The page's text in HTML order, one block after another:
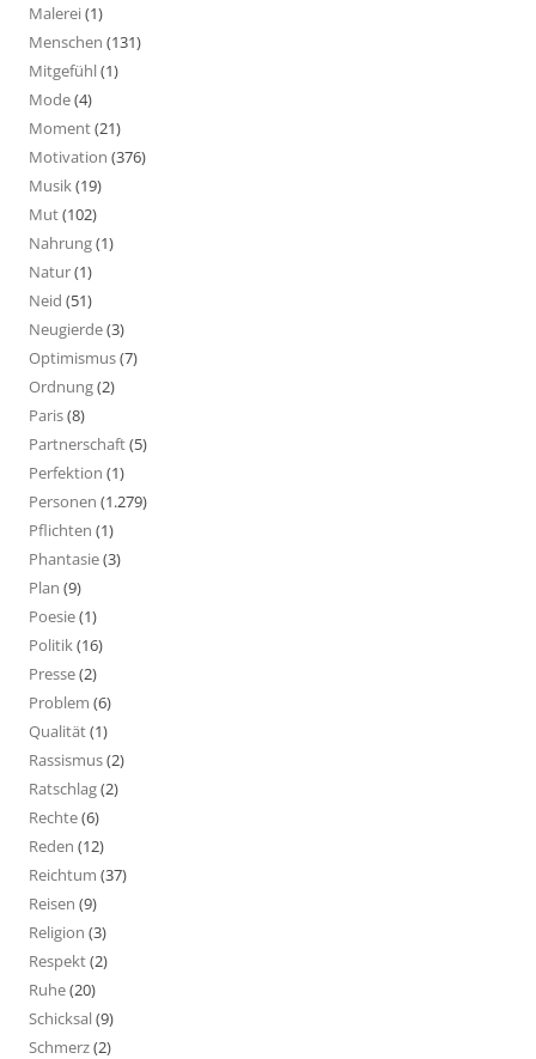
Malerei(1)
Menschen (131)
Mitgefühl(1)
Mode(4)
Moment(21)
Motivation (376)
Musik(19)
Mut(102)
Nahrung(1)
Natur(1)
Neid (51)
Neugierde(3)
Optimismus(7)
Ordnung(2)
Paris(8)
Partnerschaft(5)
Perfektion (1)
Personen (1.279)
Pflichten (1)
Phantasie(3)
Plan (9)
Poesie(1)
Politik(16)
Presse(2)
Problem (6)
Qualität(1)
Rassismus(2)
Ratschlag(2)
Rechte(6)
Reden (12)
Reichtum (37)
Reisen (9)
Religion (3)
Respekt(2)
Ruhe(20)
Schicksal(9)
Schmerz(2)